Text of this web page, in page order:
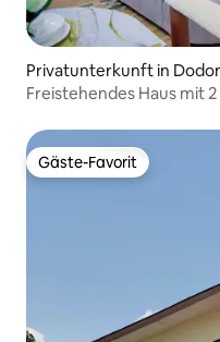
Privatunterkunft in
Freistehendes Haus mit
Gäste-Favorit
Gäste-Favorit